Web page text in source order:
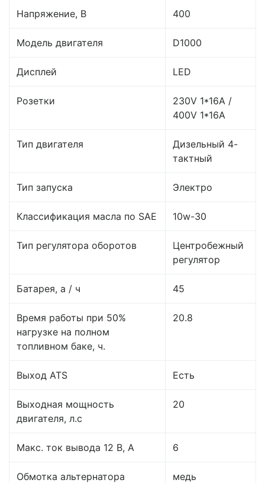
Напряжение, В 400
Модель двигателя D1000
Дисплей LED
Розетки
230V 1*16A /
400V 1*16A
Тип двигателя
Дизельный 4-
тактный
Тип запуска Электро
Классификация масла по SAE 10w-30
Тип регулятора оборотов
Центробежный
регулятор
Батарея, а / ч 45
Время работы при 50%
нагрузке на полном
топливном баке, ч.
20.8
Выход ATS Есть
Выходная мощность
двигателя, л.с
20
Макс. ток вывода 12 В, А 6
Обмотка альтернатора медь